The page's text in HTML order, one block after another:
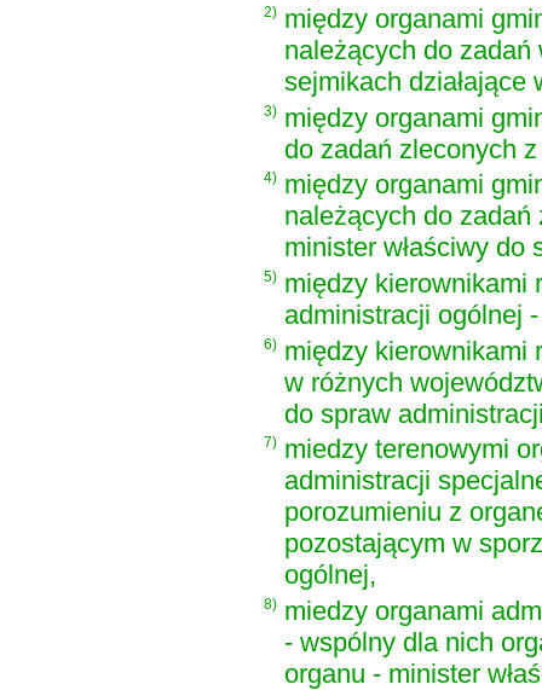
2) między organami
należących do zadań
sejmikach działające
3) między organami
do zadań zleconych
4) między organami
należących do
minister właściwy do
5) między kierownikami
administracji ogólnej
6) między kierownikami
w różnych
do spraw
7) miedzy terenowymi
administracji
porozumieniu z
pozostającym w
ogólnej,
8) miedzy organami
- wspólny dla nich
organu - minister